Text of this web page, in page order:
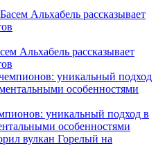
Альхабель рассказывает
уникальный подход в
особенностями